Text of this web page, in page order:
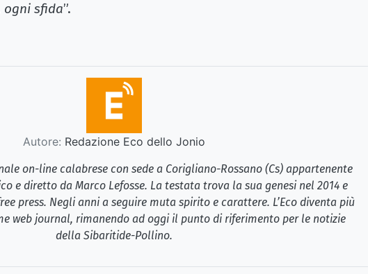
ogni sfida”.
Autore: Redazione Eco dello Jonio
on-line calabrese con sede a Corigliano-Rossano (Cs) appartenente
e diretto da Marco Lefosse. La testata trova la sua genesi nel 2014 e
press. Negli anni a seguire muta spirito e carattere. L’Eco diventa più
web journal, rimanendo ad oggi il punto di riferimento per le notizie
della Sibaritide-Pollino.